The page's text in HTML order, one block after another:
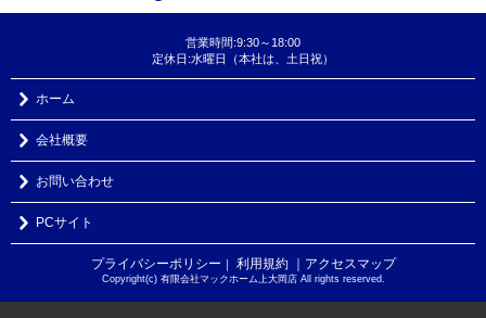
営業時間:9:30～18:00
定休日:水曜日（本社は、土日祝）
ホーム
会社概要
お問い合わせ
PCサイト
プライバシーポリシー ｜ 利用規約 ｜アクセスマップ
Copyright(c) 有限会社マックホーム上大岡店 All rights reserved.